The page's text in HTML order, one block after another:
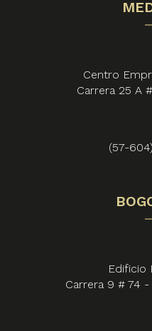
Centro
Carrera 25 A #
(57-
Edificio
Carrera 9 # 74 -